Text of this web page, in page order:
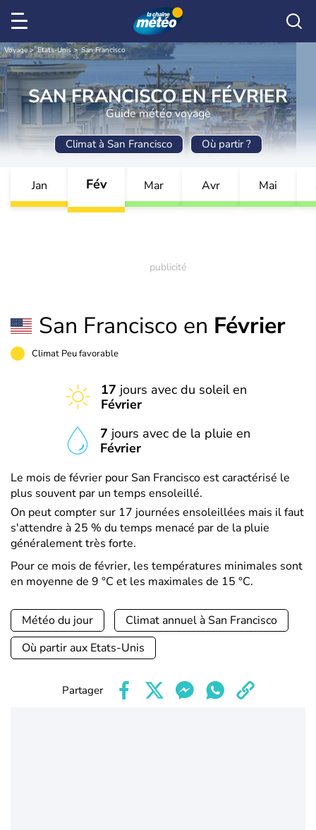
Voyage Etats-Unis San Francisco
SAN FRANCISCO EN FÉVRIER
Guide météo voyage
Climat à San Francisco Où partir ?
Jan Fév Mar Avr Mai
San Francisco en Février
Climat Peu favorable
17 jours avec du soleil en
Février
7 jours avec de la pluie en
Février
Le mois de février pour San Francisco est caractérisé le
plus souvent par un temps ensoleillé.
On peut compter sur 17 journées ensoleillées mais il faut
s'attendre à 25 % du temps menacé par de la pluie
généralement très forte.
Pour ce mois de février, les températures minimales sont
en moyenne de 9 °C et les maximales de 15 °C.
Météo du jour
Climat annuel à San Francisco
Où partir aux Etats-Unis
Partager